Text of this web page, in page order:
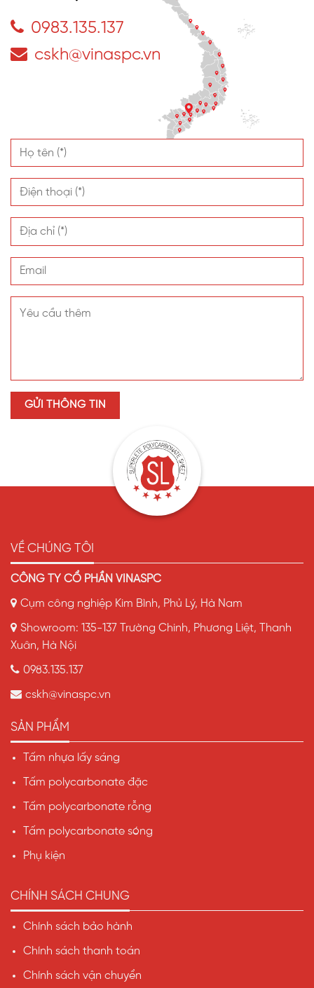
0983.135.137
cskh@vinaspc.vn
VỀ CHÚNG TÔI
CÔNG TY CỔ PHẦN VINASPC
Cụm công nghiệp Kim Bình, Phủ Lý, Hà Nam
Showroom: 135-137 Trường Chinh, Phương Liệt, Thanh
Xuân, Hà Nội
0983.135.137
cskh@vinaspc.vn
SẢN PHẨM
Tấm nhựa lấy sáng
Tấm polycarbonate đặc
Tấm polycarbonate rỗng
Tấm polycarbonate sóng
Phụ kiện
CHÍNH SÁCH CHUNG
Chính sách bảo hành
Chính sách thanh toán
Chính sách vận chuyển